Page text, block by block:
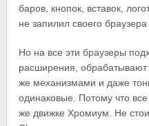
баров, кнопок, вставок,
не запилил своего
Но на все эти браузеры
расширения,
же механизмами и даже
одинаковые. Потому что
же движке Хромиум. Не